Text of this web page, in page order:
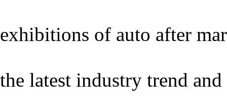
exhibitions of auto after
the latest industry trend